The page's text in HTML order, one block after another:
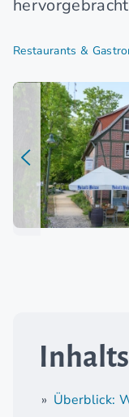
Restaurants &
Überblick: